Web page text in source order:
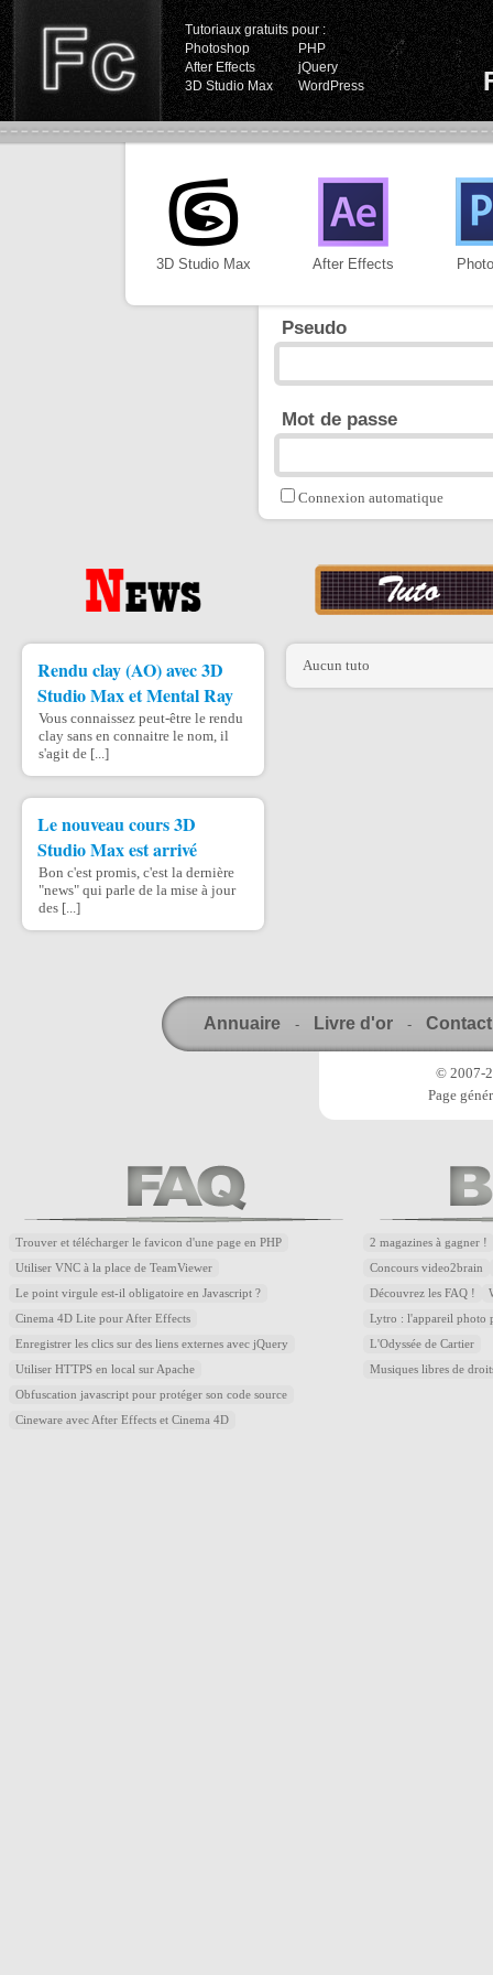
Tutoriaux gratuits pour :
Photoshop
PHP
After Effects
jQuery
3D Studio Max
WordPress
3D Studio Max After Effects
Pseudo
Mot de passe
Connexion automatique
Rendu clay (AO) avec 3D
Studio Max et Mental Ray
Vous connaissez peut-être le rendu
clay sans en connaitre le nom, il
s'agit de [...]
Le nouveau cours 3D
Studio Max est arrivé
Bon c'est promis, c'est la dernière
"news" qui parle de la mise à jour
des [...]
Aucun tuto
Annuaire - Livre d'or - Contact
© 2007-
Page
Trouver et télécharger le favicon d'une page en PHP
Utiliser VNC à la place de TeamViewer
Le point virgule est-il obligatoire en Javascript ?
Cinema 4D Lite pour After Effects
Enregistrer les clics sur des liens externes avec jQuery
Utiliser HTTPS en local sur Apache
Obfuscation javascript pour protéger son code source
Cineware avec After Effects et Cinema 4D
2 magazines à gagner !
Concours video2brain
Découvrez les FAQ !
Lytro : l'appareil photo
L'Odyssée de Cartier
Musiques libres de